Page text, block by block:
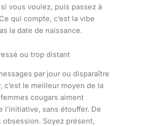
vous voulez, puis passez à
qui compte, c’est la vibe
la date de naissance.
ou trop distant
par jour ou disparaître
c’est le meilleur moyen de la
cougars aiment
l’initiative, sans étouffer. De
obsession. Soyez présent,